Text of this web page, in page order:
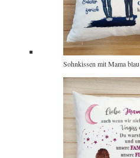
Sohnkissen mit Mama blau